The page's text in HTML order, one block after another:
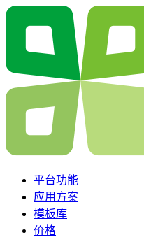
平台功能
应用方案
模板库
价格